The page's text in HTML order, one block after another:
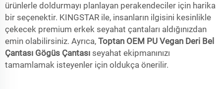
ürünlerle doldurmayı planlayan perakendeciler için harika
bir seçenektir. KINGSTAR ile, insanların ilgisini kesinlikle
çekecek premium erkek seyahat çantaları aldığınızdan
emin olabilirsiniz. Ayrıca, Toptan OEM PU Vegan Deri Bel
Çantası Gögüs Çantası seyahat ekipmanınızı
tamamlamak isteyenler için oldukça önerilir.